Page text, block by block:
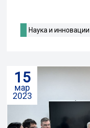
Наука и инновации
15
мар
2023